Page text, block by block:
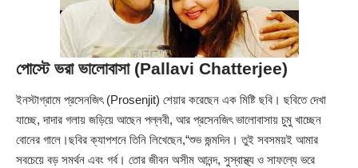
পোস্টে ভরা ভালোবাসা (Pallavi Chatterjee)
ইনস্টাগ্রামে প্রসেনজিৎ (Prosenjit) শেয়ার করেছেন এক মিষ্টি ছবি। ছবিতে দেখা
যাচ্ছে, দাদার গলায় জড়িয়ে আছেন পল্লবী, আর প্রসেনজিৎ ভালোবাসায় চুমু খাচ্ছেন
বোনের গালে।ছবির ক্যাপশনে তিনি লিখেছেন,“শুভ জন্মদিন। তুই সবসময়ই আমার
সবচেয়ে বড় সমর্থন এবং গর্ব। তোর জীবন অসীম আনন্দ, সুস্বাস্থ্য ও সাফল্যে ভরে